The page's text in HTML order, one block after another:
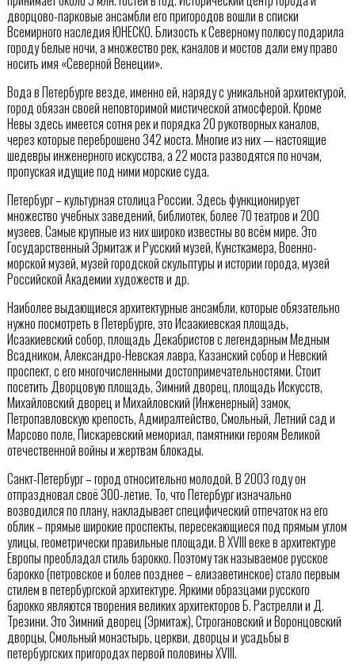
дворцово-парковые ансамбли его пригородов вошли в списки
Всемирного наследия ЮНЕСКО. Близость к Северному полюсу подарила
городу белые ночи, а множество рек, каналов и мостов дали ему право
носить имя «Северной Венеции».
Вода в Петербурге везде, именно ей, наряду с уникальной архитектурой,
город обязан своей неповторимой мистической атмосферой. Кроме
Невы здесь имеется сотня рек и порядка 20 рукотворных каналов,
через которые переброшено 342 моста. Многие из них — настоящие
шедевры инженерного искусства, а 22 моста разводятся по ночам,
пропуская идущие под ними морские суда.
Петербург – культурная столица России. Здесь функционирует
множество учебных заведений, библиотек, более 70 театров и 200
музеев. Самые крупные из них широко известны во всём мире. Это
Государственный Эрмитаж и Русский музей, Кунсткамера, Военно-
морской музей, музей городской скульптуры и истории города, музей
Российской Академии художеств и др.
Наиболее выдающиеся архитектурные ансамбли, которые обязательно
нужно посмотреть в Петербурге, это Исаакиевская площадь,
Исаакиевский собор, площадь Декабристов с легендарным Медным
Всадником, Александро-Невская лавра, Казанский собор и Невский
проспект, с его многочисленными достопримечательностями. Стоит
посетить Дворцовую площадь, Зимний дворец, площадь Искусств,
Михайловский дворец и Михайловский (Инженерный) замок,
Петропавловскую крепость, Адмиралтейство, Смольный, Летний сад и
Марсово поле, Пискаревский мемориал, памятники героям Великой
отечественной войны и жертвам блокады.
Санкт-Петербург – город относительно молодой. В 2003 году он
отпраздновал своё 300-летие. То, что Петербург изначально
возводился по плану, накладывает специфический отпечаток на его
облик – прямые широкие проспекты, пересекающиеся под прямым углом
улицы, геометрически правильные площади. В XVIII веке в архитектуре
Европы преобладал стиль барокко. Поэтому так называемое русское
барокко (петровское и более позднее – елизаветинское) стало первым
стилем в петербургской архитектуре. Яркими образцами русского
барокко являются творения великих архитекторов Б. Растрелли и Д.
Трезини. Это Зимний дворец (Эрмитаж), Строгановский и Воронцовский
дворцы, Смольный монастырь, церкви, дворцы и усадьбы в
петербургских пригородах первой половины XVIII.